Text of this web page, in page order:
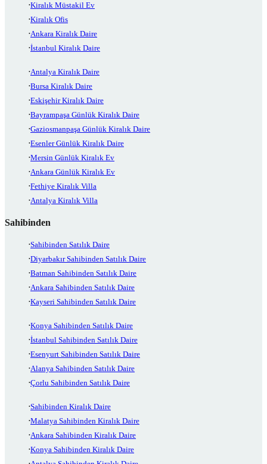
Kiralık Müstakil Ev
Kiralık Ofis
Ankara Kiralık Daire
İstanbul Kiralık Daire
Antalya Kiralık Daire
Bursa Kiralık Daire
Eskişehir Kiralık Daire
Bayrampaşa Günlük Kiralık Daire
Gaziosmanpaşa Günlük Kiralık Daire
Esenler Günlük Kiralık Daire
Mersin Günlük Kiralık Ev
Ankara Günlük Kiralık Ev
Fethiye Kiralık Villa
Antalya Kiralık Villa
Sahibinden
Sahibinden Satılık Daire
Diyarbakır Sahibinden Satılık Daire
Batman Sahibinden Satılık Daire
Ankara Sahibinden Satılık Daire
Kayseri Sahibinden Satılık Daire
Konya Sahibinden Satılık Daire
İstanbul Sahibinden Satılık Daire
Esenyurt Sahibinden Satılık Daire
Alanya Sahibinden Satılık Daire
Çorlu Sahibinden Satılık Daire
Sahibinden Kiralık Daire
Malatya Sahibinden Kiralık Daire
Ankara Sahibinden Kiralık Daire
Konya Sahibinden Kiralık Daire